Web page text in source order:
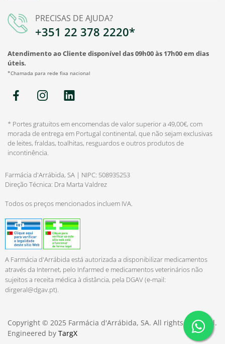
PRECISAS DE AJUDA?
+351 22 378 2220*
Atendimento ao Cliente disponível das 09h00 às 17h00 em dias
úteis.
*Chamada para rede fixa nacional
* Portes gratuitos em encomendas de valor superior a 49,00€, com
morada de entrega em Portugal continental, que não sejam exclusivas
de leites, fraldas, toalhitas, resguardos e outros produtos de
incontinência.
Farmácia d'Arrábida, SA | NIPC: 508935253
Direção Técnica: Dra Marta Valdrez
Todos os preços mencionados incluem IVA.
A Farmácia d'Arrábida está autorizada a disponibilizar medicamentos
através da Internet, pelo Infarmed e medicamentos veterinários não
sujeitos a receita médica à distância, pela DGAV (e-mail:
dirgeral@dgav.pt).
Copyright © 2025 Farmácia d'Arrábida, SA. All rights reserved.
Engineered by TargX